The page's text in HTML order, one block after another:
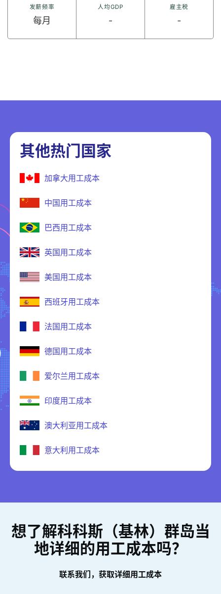
发薪频率
每月
人均GDP
-
雇主税
-
其他热门国家
加拿大用工成本
中国用工成本
巴西用工成本
英国用工成本
美国用工成本
西班牙用工成本
法国用工成本
德国用工成本
爱尔兰用工成本
印度用工成本
澳大利亚用工成本
意大利用工成本
想了解科科斯（基林）群岛当
地详细的用工成本吗？
联系我们，获取详细用工成本